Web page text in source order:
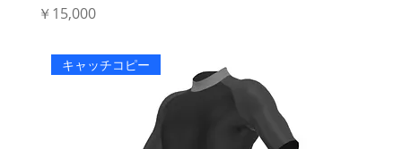
価格
￥15,000
キャッチコピー